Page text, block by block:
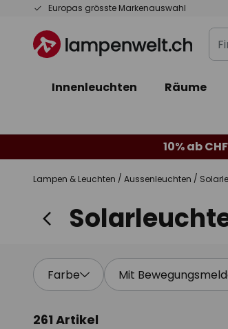
Europas grösste Markenauswahl
Zum
springen
Sie
Innenleuchten Räume
10% ab
Lampen & Leuchten Aussenleuchten
Farbe Mit
261 Artikel